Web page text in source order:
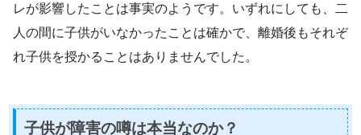
レが影響したことは事実のようです。いずれにしても、二
人の間に子供がいなかったことは確かで、離婚後もそれぞ
れ子供を授かることはありませんでした。
子供が障害の噂は本当なのか？